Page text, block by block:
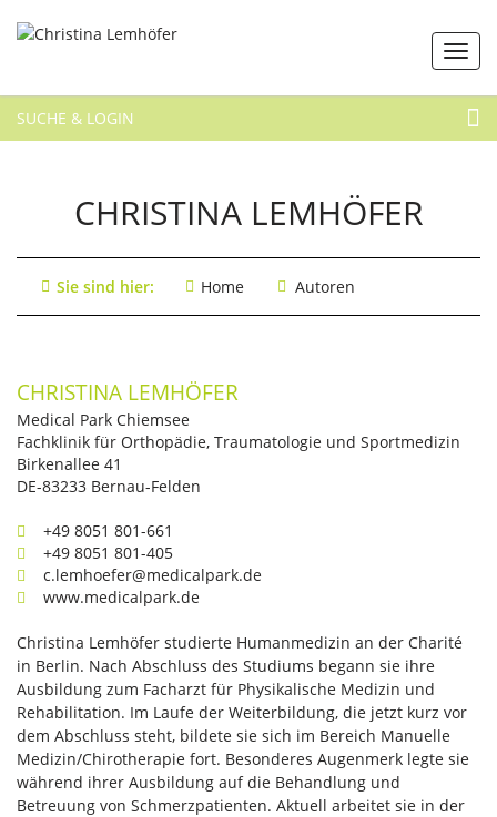
SUCHE & LOGIN
CHRISTINA LEMHÖFER
Sie sind hier: Home Autoren
CHRISTINA LEMHÖFER
Medical Park Chiemsee
Fachklinik für Orthopädie, Traumatologie und Sportmedizin
Birkenallee 41
DE-83233 Bernau-Felden
+49 8051 801-661
+49 8051 801-405
c.lemhoefer@medicalpark.de
www.medicalpark.de
Christina Lemhöfer studierte Humanmedizin an der Charité
in Berlin. Nach Abschluss des Studiums begann sie ihre
Ausbildung zum Facharzt für Physikalische Medizin und
Rehabilitation. Im Laufe der Weiterbildung, die jetzt kurz vor
dem Abschluss steht, bildete sie sich im Bereich Manuelle
Medizin/Chirotherapie fort. Besonderes Augenmerk legte sie
während ihrer Ausbildung auf die Behandlung und
Betreuung von Schmerzpatienten. Aktuell arbeitet sie in der